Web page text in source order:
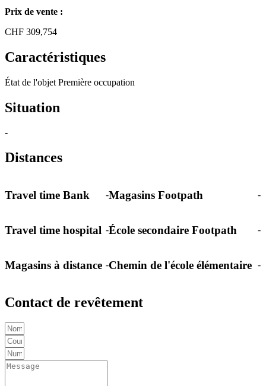
Prix de vente :
CHF 309,754
Caractéristiques
État de l'objet Première occupation
Situation
-
Distances
Travel time Bank -Magasins Footpath -
Travel time hospital -École secondaire Footpath -
Magasins à distance -Chemin de l'école élémentaire -
Contact de revêtement